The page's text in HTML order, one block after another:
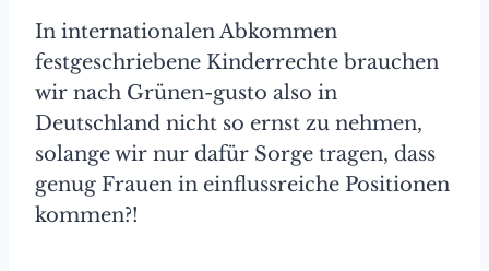
In internationalen Abkommen
festgeschriebene Kinderrechte brauchen
wir nach Grünen-gusto also in
Deutschland nicht so ernst zu nehmen,
solange wir nur dafür Sorge tragen, dass
genug Frauen in einflussreiche Positionen
kommen?!